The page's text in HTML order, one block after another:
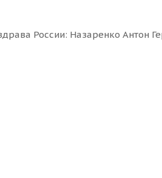
России: Назаренко Антон